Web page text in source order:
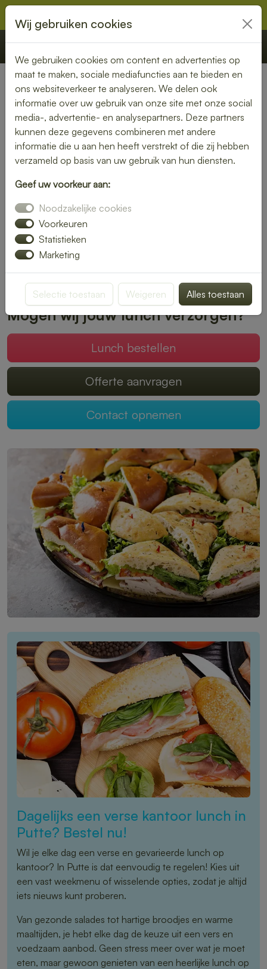
€ 0,00 Offerte Bestellen
Nederland» Putte
Lunch bezorgen in Putte –
vers en snel bij jou thuis of op
kantoor
bezorgen in Putte en geniet van verse, smaakvolle
gerechten. Of je nu kiest voor een rijk belegd broodje, een
frisse salade of een warme maaltijd – wij bezorgen het bij
jou op locatie.
Plaats je bestelling online en geniet zonder zorgen van een
heerlijke lunch.
Mogen wij jouw lunch verzorgen?
Lunch bestellen
Offerte aanvragen
Contact opnemen
Dagelijks een verse kantoor lunch in
Putte? Bestel nu!
Wil je elke dag een verse en gevarieerde lunch op
kantoor? In Putte is dat eenvoudig te regelen! Kies uit
een vast weekmenu of wisselende opties, zodat je altijd
iets nieuws kunt proberen.
Van gezonde salades tot hartige broodjes en warme
maaltijden, je hebt elke dag de keuze uit een vers en
voedzaam aanbod. Geen stress meer over wat je moet
eten, maar gewoon genieten van een heerlijke lunch op
Wij gebruiken cookies
We gebruiken cookies om content en advertenties op
maat te maken, sociale mediafuncties aan te bieden en
ons websiteverkeer te analyseren. We delen ook
informatie over uw gebruik van onze site met onze social
media-, advertentie- en analysepartners. Deze partners
kunnen deze gegevens combineren met andere
informatie die u aan hen heeft verstrekt of die zij hebben
verzameld op basis van uw gebruik van hun diensten.
Geef uw voorkeur aan:
Noodzakelijke cookies
Voorkeuren
Statistieken
Marketing
Selectie toestaan Weigeren Alles toestaan